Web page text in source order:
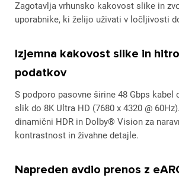
Zagotavlja vrhunsko kakovost slike in
uporabnike, ki želijo uživati v ločljivosti
Izjemna kakovost slike in
podatkov
S podporo pasovne širine 48 Gbps kabel
slik do 8K Ultra HD (7680 x 4320 @
dinamični HDR in Dolby® Vision za
kontrastnost in živahne detajle.
Napreden avdio prenos z